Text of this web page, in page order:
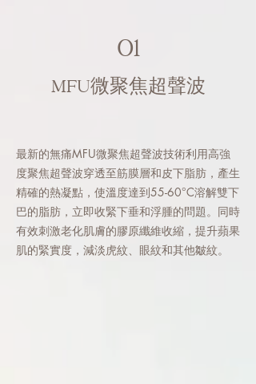
01
MFU微聚焦超聲波
最新的無痛MFU微聚焦超聲波技術利用高強
度聚焦超聲波穿透至筋膜層和皮下脂肪，產生
精確的熱凝點，使溫度達到55-60°C溶解雙下
巴的脂肪，立即收緊下垂和浮腫的問題。同時
有效刺激老化肌膚的膠原纖維收縮，提升蘋果
肌的緊實度，減淡虎紋、眼紋和其他皺紋。